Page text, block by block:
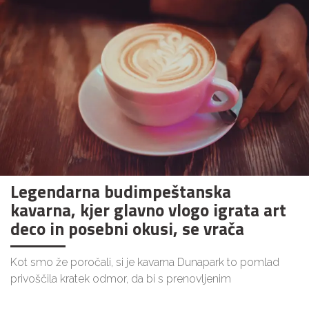
Legendarna budimpeštanska
kavarna, kjer glavno vlogo igrata art
deco in posebni okusi, se vrača
Kot smo že poročali, si je kavarna Dunapark to pomlad
privoščila kratek odmor, da bi s prenovljenim